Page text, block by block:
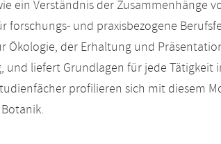
ein Verständnis der Zusammenhänge
forschungs- und praxisbezogene
Ökologie, der Erhaltung und
und liefert Grundlagen für jede Tätigkeit
profilieren sich mit diesem